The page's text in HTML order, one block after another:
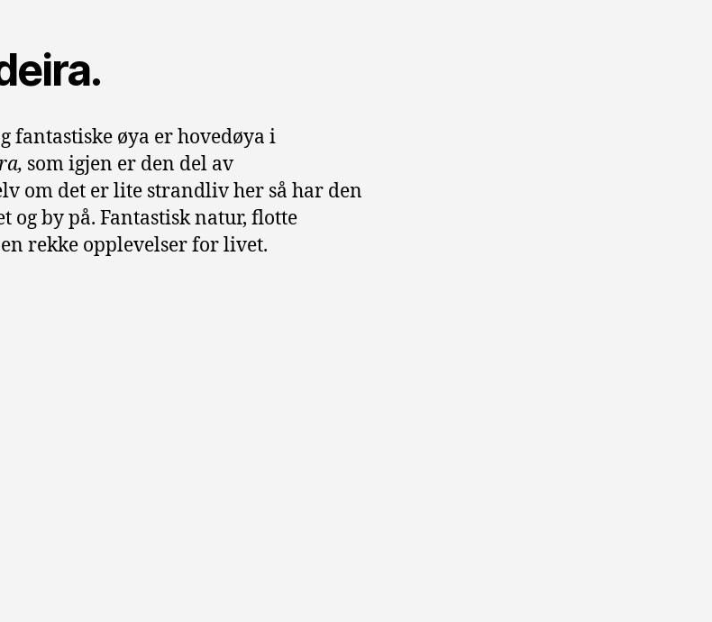
fantastiske øya er hovedøya i
som igjen er den del av
om det er lite strandliv her så har den
og by på. Fantastisk natur, flotte
rekke opplevelser for livet.